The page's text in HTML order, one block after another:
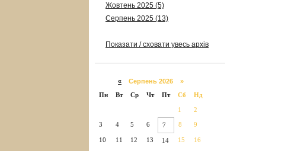
Жовтень 2025 (5)
Серпень 2025 (13)
Показати / сховати увесь архів
« Серпень 2026 »
Пн
Вт Ср Чт Пт Сб Нд
1 2
3 4 5 6 7 8 9
10 11 12 13 14 15 16